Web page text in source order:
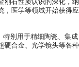
，医学等领域开始获得应
特别用于精细陶瓷、集成
硬合金、光学镜头等各种